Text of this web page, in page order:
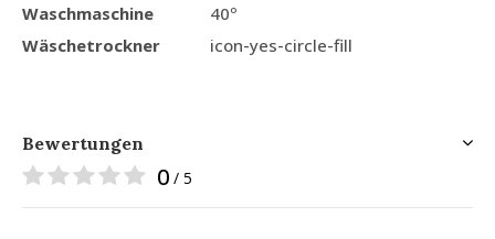
Waschmaschine
40º
Wäschetrockner
icon-yes-circle-fill
Bewertungen
0 / 5